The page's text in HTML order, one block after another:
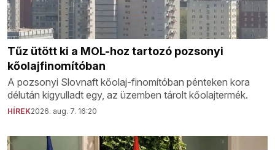
Tűz ütött ki a MOL-hoz tartozó pozsonyi
kőolajfinomítóban
A pozsonyi Slovnaft kőolaj-finomítóban pénteken kora
délután kigyulladt egy, az üzemben tárolt kőolajtermék.
HÍREK2026. aug. 7. 16:20